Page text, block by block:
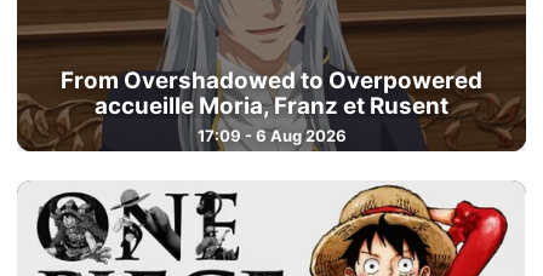
From Overshadowed to Overpowered
accueille Moria, Franz et Rusent
17:09 - 6 Aug 2026